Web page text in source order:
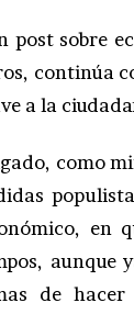
sobre
continúa
a la
como
en
aunque
de hacer